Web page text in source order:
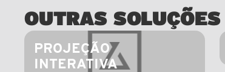
OUTRAS SOLUÇÕES
PROJEÇÃO
INTERATIVA